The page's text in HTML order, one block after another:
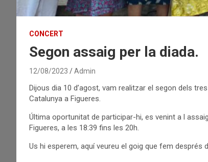
CONCERT
Segon assaig per la diada.
12/08/2023 Admin
Dijous dia 10 d’agost, vam realitzar el segon dels
Catalunya a Figueres.
Última oportunitat de participar-hi, es venint a l
Figueres, a les 18:39 fins les 20h.
Us hi esperem, aquí veureu el goig que fem després